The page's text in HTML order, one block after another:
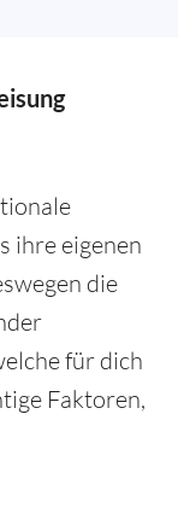
ihre eigenen
die
für dich
Faktoren,